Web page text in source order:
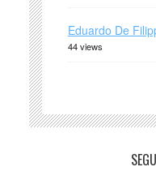
Eduardo De
44 views